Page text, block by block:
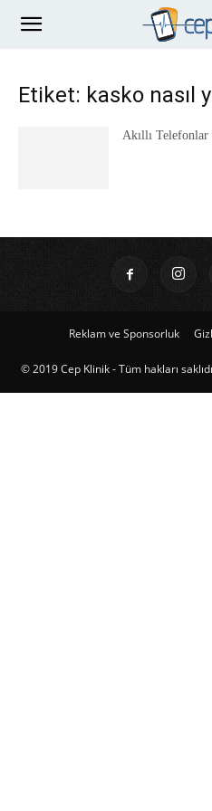
Etiket: kasko nasıl
Akıllı Telefonlar
Reklam ve Sponsorluk
© 2019 Cep Klinik - Tüm hakları